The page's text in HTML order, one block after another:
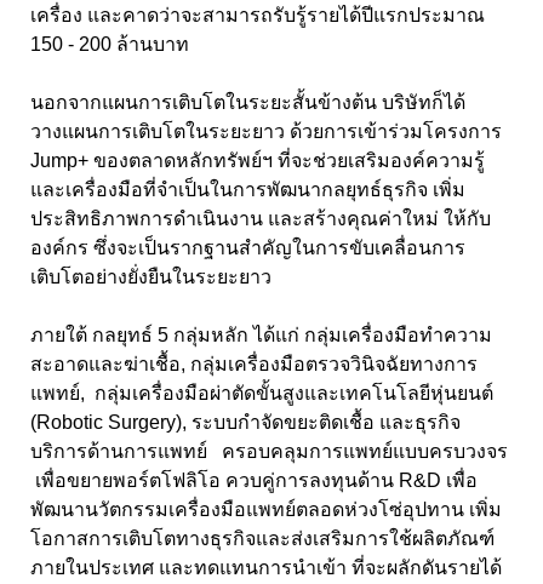
เครื่อง และคาดว่าจะสามารถรับรู้รายได้ปีแรกประมาณ
150 - 200 ล้านบาท
นอกจากแผนการเติบโตในระยะสั้นข้างต้น บริษัทก็ได้
วางแผนการเติบโตในระยะยาว ด้วยการเข้าร่วมโครงการ
Jump+ ของตลาดหลักทรัพย์ฯ ที่จะช่วยเสริมองค์ความรู้
และเครื่องมือที่จำเป็นในการพัฒนากลยุทธ์ธุรกิจ เพิ่ม
ประสิทธิภาพการดำเนินงาน และสร้างคุณค่าใหม่ ให้กับ
องค์กร ซึ่งจะเป็นรากฐานสำคัญในการขับเคลื่อนการ
เติบโตอย่างยั่งยืนในระยะยาว
ภายใต้ กลยุทธ์ 5 กลุ่มหลัก ได้แก่ กลุ่มเครื่องมือทำความ
สะอาดและฆ่าเชื้อ, กลุ่มเครื่องมือตรวจวินิจฉัยทางการ
แพทย์, กลุ่มเครื่องมือผ่าตัดขั้นสูงและเทคโนโลยีหุ่นยนต์
(Robotic Surgery), ระบบกำจัดขยะติดเชื้อ และธุรกิจ
บริการด้านการแพทย์ ครอบคลุมการแพทย์แบบครบวงจร
เพื่อขยายพอร์ตโฟลิโอ ควบคู่การลงทุนด้าน R&D เพื่อ
พัฒนานวัตกรรมเครื่องมือแพทย์ตลอดห่วงโซ่อุปทาน เพิ่ม
โอกาสการเติบโตทางธุรกิจและส่งเสริมการใช้ผลิตภัณฑ์
ภายในประเทศ และทดแทนการนำเข้า ที่จะผลักดันรายได้